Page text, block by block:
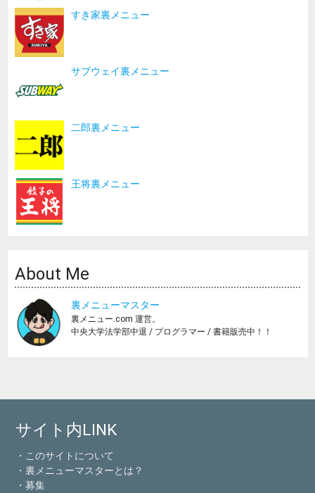
すき家裏メニュー
サブウェイ裏メニュー
二郎裏メニュー
王将裏メニュー
About Me
裏メニューマスター
裏メニュー.com 運営。
中央大学法学部中退 / プログラマー / 書籍販売中！！
サイト内LINK
・このサイトについて
・裏メニューマスターとは？
・募集